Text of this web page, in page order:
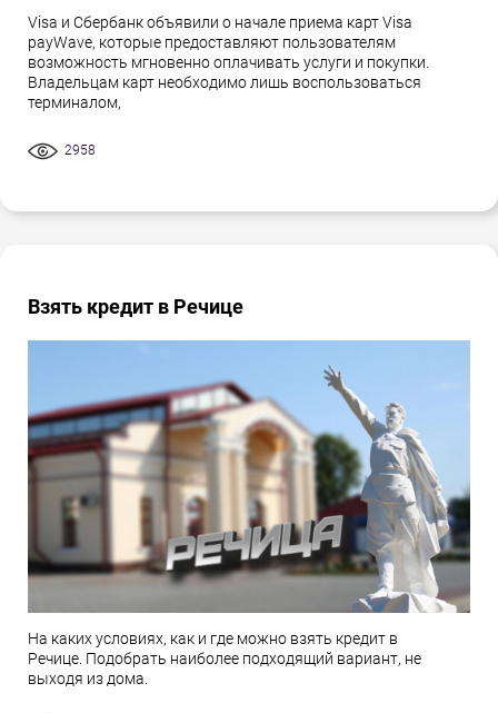
Visa и Сбербанк объявили о начале приема карт Visa
payWave, которые предоставляют пользователям
возможность мгновенно оплачивать услуги и покупки.
Владельцам карт необходимо лишь воспользоваться
терминалом,
2958
Взять кредит в Речице
На каких условиях, как и где можно взять кредит в
Речице. Подобрать наиболее подходящий вариант, не
выходя из дома.